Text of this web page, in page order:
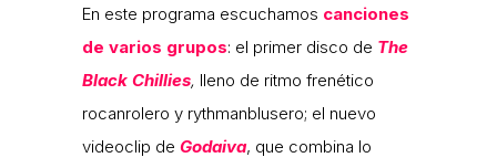
En este programa escuchamos canciones
de varios grupos: el primer disco de The
Black Chillies, lleno de ritmo frenético
rocanrolero y rythmanblusero; el nuevo
videoclip de Godaiva, que combina lo